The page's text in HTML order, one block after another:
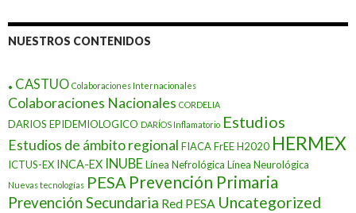
NUESTROS CONTENIDOS
. CASTUO Colaboraciones Internacionales
Colaboraciones Nacionales CORDELIA
DARIOS EPIDEMIOLOGICO DARÍOS Inflamatorio Estudios
Estudios de ámbito regional FIACAFrEEH2020 HERMEX
ICTUS-EX INCA-EX INUBELínea Nefrológica Línea Neurológica
Nuevas tecnologías PESA Prevención Primaria
Prevención Secundaria Red PESA Uncategorized